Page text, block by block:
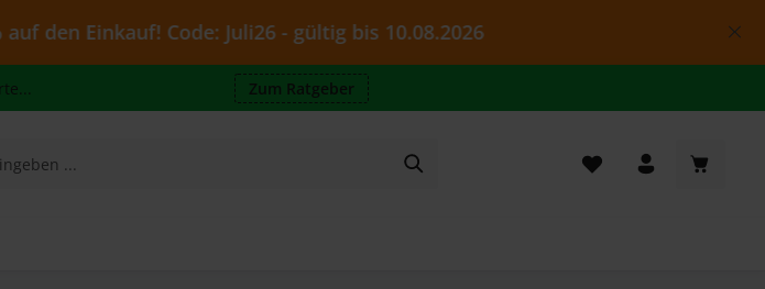
Code: Juli26 - gültig bis 10.08.2026
Zum Ratgeber